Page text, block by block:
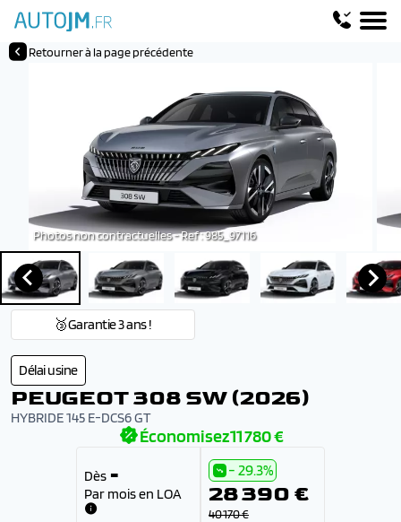
Retourner à la page précédente
Photos non contractuelles - Ref : 985_97116
🥉Garantie 3 ans !
Délai usine
PEUGEOT 308 SW (2026)
HYBRIDE 145 E-DCS6 GT
Économisez11 780 €
Dès -
Par mois en LOA
- 29.3%
28 390 €
40 170 €